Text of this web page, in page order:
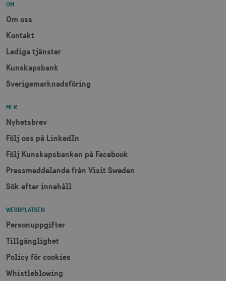
OM
Om oss
Kontakt
Lediga tjänster
Kunskapsbank
Sverigemarknadsföring
MER
Nyhetsbrev
Följ oss på LinkedIn
Följ Kunskapsbanken på Facebook
Pressmeddelande från Visit Sweden
Sök efter innehåll
WEBBPLATSEN
Personuppgifter
Tillgänglighet
Policy för cookies
Whistleblowing
deprecation
Namn
Namn